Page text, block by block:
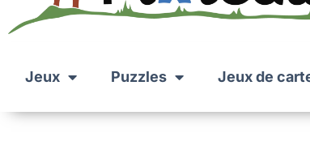
Jeux Puzzles Jeux de